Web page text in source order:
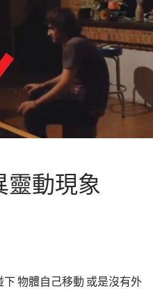
靈動現象
物體自己移動 或是沒有外